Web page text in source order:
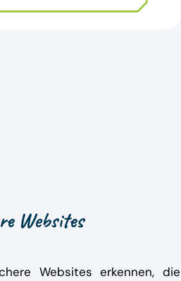
Websites
Websites erkennen, die